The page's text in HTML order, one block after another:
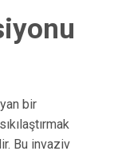
bir
Bu invaziv